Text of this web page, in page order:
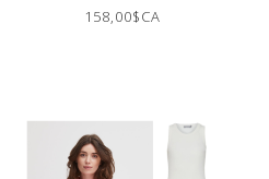
158,00$CA